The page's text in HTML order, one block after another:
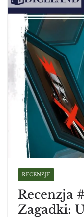
RECENZJE
Recenzja
Zagadki: